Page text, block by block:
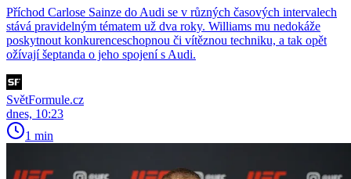
Příchod Carlose Sainze do Audi se v různých časových intervalech
stává pravidelným tématem už dva roky. Williams mu nedokáže
poskytnout konkurenceschopnou či vítěznou techniku, a tak opět
ožívají šeptanda o jeho spojení s Audi.
SvětFormule.cz
dnes, 10:23
1 min